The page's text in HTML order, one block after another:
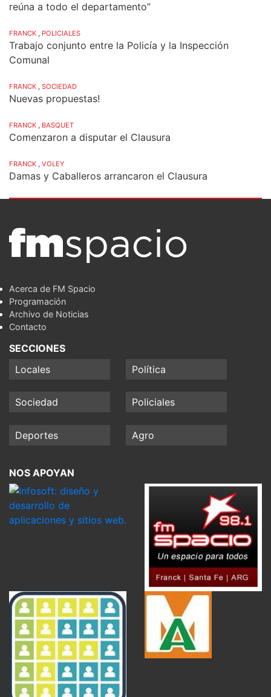
reúna a todo el departamento”
FRANCK , POLICIALES
Trabajo conjunto entre la Policía y la Inspección
Comunal
FRANCK , SOCIEDAD
Nuevas propuestas!
FRANCK , BASQUET
Comenzaron a disputar el Clausura
FRANCK , VOLEY
Damas y Caballeros arrancaron el Clausura
Acerca de FM Spacio
Programación
Archivo de Noticias
Contacto
SECCIONES
Locales
Política
Sociedad Policiales
Deportes Agro
NOS APOYAN